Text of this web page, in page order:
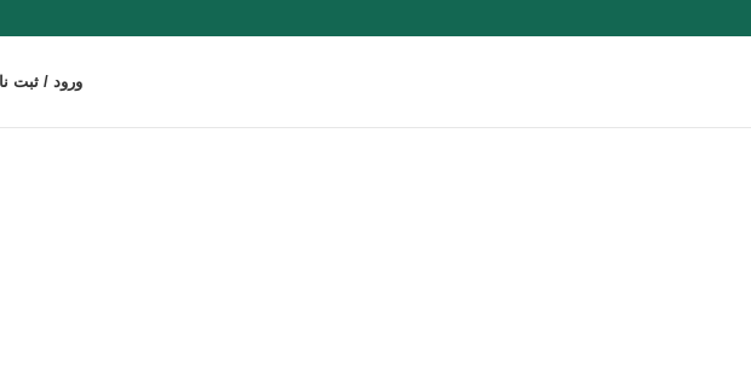
ورود / ثبت